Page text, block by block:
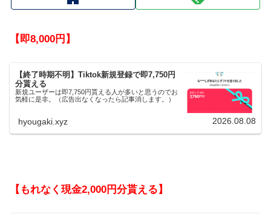
【即8,000円】
【終了時期不明】Tiktok新規登録で即7,750円
分貰える
新規ユーザーは即7,750円貰える人が多いと思うのでお
気軽に是非。（広告出なくなったら記事消します。）
hyougaki.xyz 2026.08.08
【もれなく現金2,000円分貰える】